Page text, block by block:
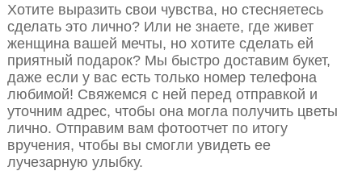
Хотите выразить свои чувства, но стесняетесь
сделать это лично? Или не знаете, где живет
женщина вашей мечты, но хотите сделать ей
приятный подарок? Мы быстро доставим букет,
даже если у вас есть только номер телефона
любимой! Свяжемся с ней перед отправкой и
уточним адрес, чтобы она могла получить цветы
лично. Отправим вам фотоотчет по итогу
вручения, чтобы вы смогли увидеть ее
лучезарную улыбку.